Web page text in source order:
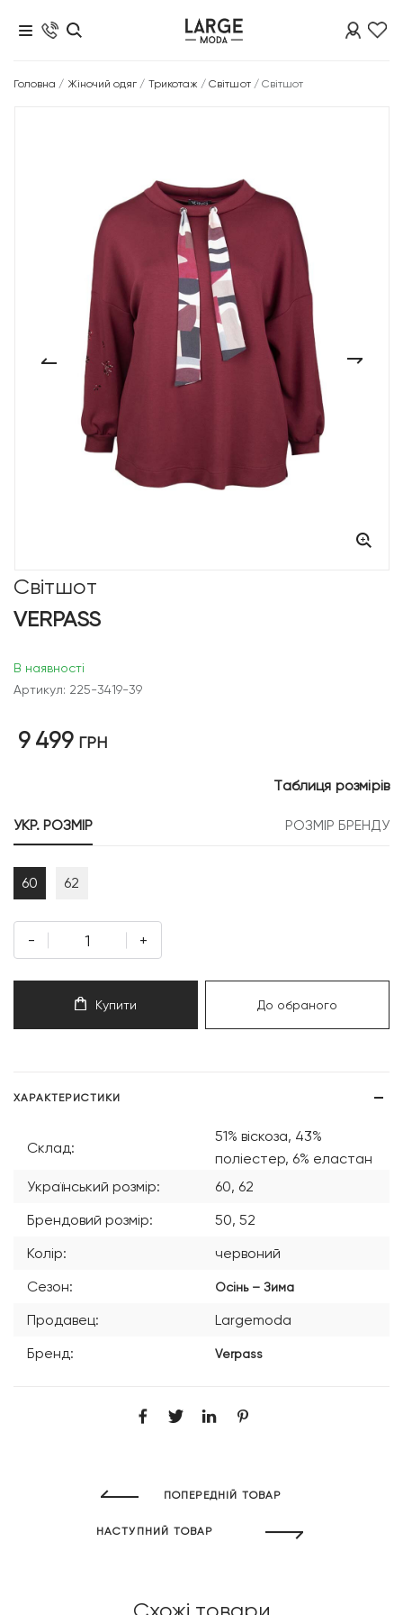
Головна / Жіночий одяг / Трикотаж /Світшот/ Світшот
Світшот
VERPASS
В наявності
Артикул: 225-3419-39
9 499 ГРН
УКР. РОЗМІР РОЗМІР БРЕНДУ
Таблиця розмірів
60 62
- +
Купити До обраного
ХАРАКТЕРИСТИКИ
Склад:
51% віскоза, 43%
поліестер, 6% еластан
Український розмір:
60, 62
Брендовий розмір:
50, 52
Колір:
червоний
Сезон:
Осінь – Зима
Продавец:
Largemoda
Бренд:
Verpass
ПОПЕРЕДНІЙ ТОВАР
НАСТУПНИЙ ТОВАР